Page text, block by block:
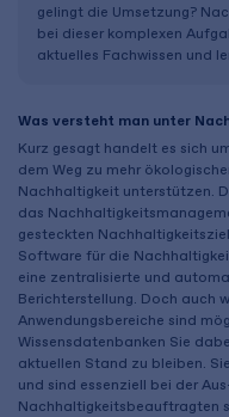
gelingt die Umsetzung?
bei dieser komplexen
aktuelles Fachwissen und
Was versteht man unter
Kurz gesagt handelt es sich
dem Weg zu mehr
Nachhaltigkeit unterstützen.
das
gesteckten
Software für die
eine zentralisierte und
Berichterstellung. Doch auch
Anwendungsbereiche sind
Wissensdatenbanken Sie
aktuellen Stand zu bleiben.
und sind essenziell bei der
Nachhaltigkeitsbeauftragten